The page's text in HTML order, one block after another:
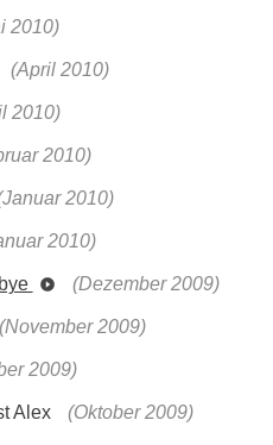
2010)
(April 2010)
2010)
2010)
2010)
2010)
(Dezember 2009)
(November 2009)
2009)
Alex (Oktober 2009)